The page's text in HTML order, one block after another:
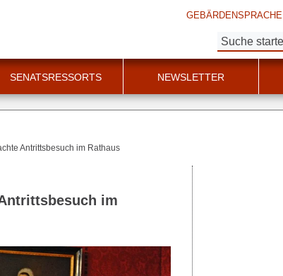
GEBÄRDENSPRACHE
Suche:
SENATSRESSORTS NEWSLETTER
Antrittsbesuch im Rathaus
im